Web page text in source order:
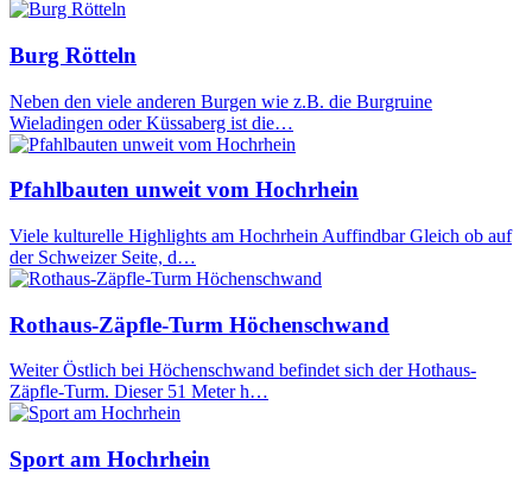
Burg Rötteln
Neben den viele anderen Burgen wie z.B. die Burgruine
Wieladingen oder Küssaberg ist die…
Pfahlbauten unweit vom Hochrhein
Viele kulturelle Highlights am Hochrhein Auffindbar Gleich ob auf
der Schweizer Seite, d…
Rothaus-Zäpfle-Turm Höchenschwand
Weiter Östlich bei Höchenschwand befindet sich der Hothaus-
Zäpfle-Turm. Dieser 51 Meter h…
Sport am Hochrhein